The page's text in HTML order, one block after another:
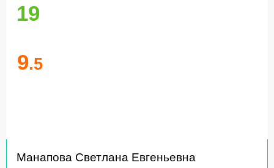
19
9.5
Манапова Светлана Евгеньевна